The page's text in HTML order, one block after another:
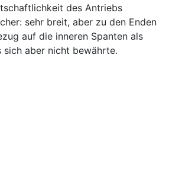
des Antriebs
sehr breit, aber zu den Enden
auf die inneren Spanten als
sich aber nicht bewährte.